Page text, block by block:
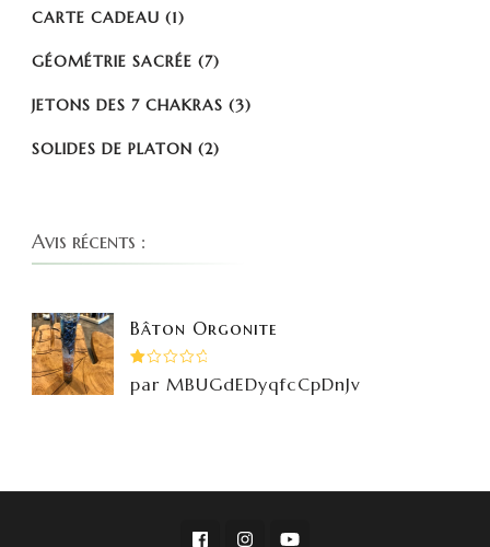
CARTE CADEAU (1)
GÉOMÉTRIE SACRÉE (7)
JETONS DES 7 CHAKRAS (3)
SOLIDES DE PLATON (2)
Avis récents :
Bâton Orgonite
1
par MBUGdEDyqfcCpDnJv